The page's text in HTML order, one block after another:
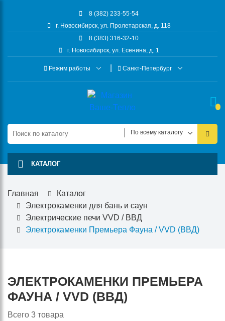
8 (382) 233-55-54
г. Новосибирск, ул. Пролетарская, д. 118
8 (383) 316-32-10
г. Новосибирск, ул. Есенина, д. 1
Режим работы Санкт-Петербург
По всему каталогу
КАТАЛОГ
Главная
Каталог
Электрокаменки для бань и саун
Электрические печи VVD / ВВД
Электрокаменки Премьера Фауна / VVD (ВВД)
ЭЛЕКТРОКАМЕНКИ ПРЕМЬЕРА
ФАУНА / VVD (ВВД)
Всего 3 товара